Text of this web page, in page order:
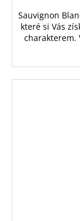
Sauvignon
které si Vás
charakterem.